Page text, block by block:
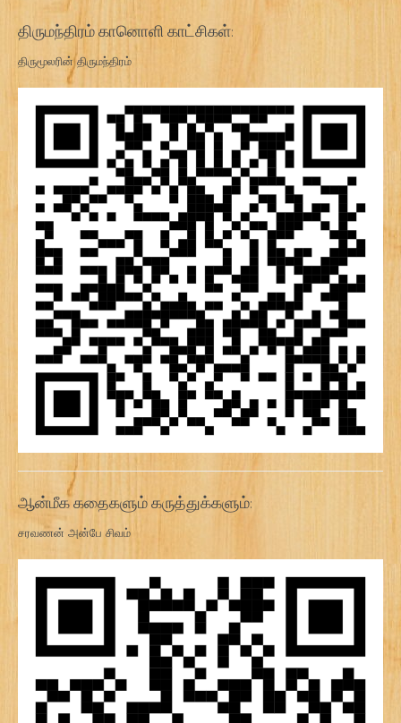
திருமந்திரம் கானொளி காட்சிகள்:
திருமூலரின் திருமந்திரம்
ஆன்மீக கதைகளும் கருத்துக்களும்:
சரவணன் அன்பே சிவம்